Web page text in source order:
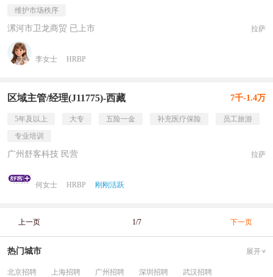
维护市场秩序
漯河市卫龙商贸 已上市 拉萨
李女士 HRBP
区域主管/经理(J11775)-西藏 7千-1.4万
5年及以上 大专 五险一金 补充医疗保险
员工旅游
专业培训
广州舒客科技 民营 拉萨
何女士 HRBP 刚刚活跃
上一页 1/7 下一页
热门城市 展开
北京招聘 上海招聘 广州招聘 深圳招聘
武汉招聘